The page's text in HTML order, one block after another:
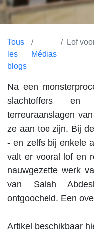
Tous
les
blogs
Médias
Lof voor jury vs.
Na een
slachtoffers en
terreuraanslagen
ze aan toe zijn. Bij
- en zelfs bij enkele
valt er vooral lof en
nauwgezette werk
van Salah
ontgoocheld. Een
Artikel beschikbaar